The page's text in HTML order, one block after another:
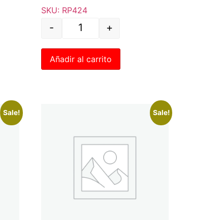
SKU: RP424
- +
Añadir al carrito
Sale! Sale!